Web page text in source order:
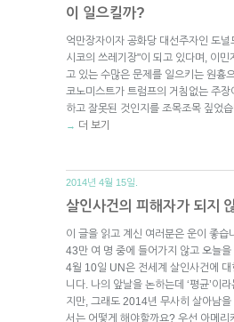
이 일으킬까?
억만장자이자 공화당 대선주자인 도
시코의 쓰레기장"이 되고 있다며, 이민
고 있는 수많은 문제를 일으키는 원흉
코노미스트가 트럼프의 거침없는 주
하고 잘못된 것인지를 조목조목 짚었습
→ 더 보기
2014년 4월 15일.
살인사건의 피해자가 되지
이 글을 읽고 계신 여러분은 운이 좋습
43만 여 명 중에 들어가지 않고 오늘을
4월 10일 UN은 전세계 살인사건에 대
니다. 나의 앞날을 논하는데 ‘평균’이
지만, 그래도 2014년 무사히 살아남을
서는 어떻게 해야할까요? 우선 아메리